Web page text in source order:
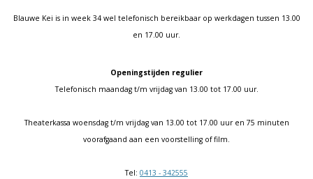
Blauwe Kei is in week 34 wel telefonisch bereikbaar op werkdagen tussen 13.00
en 17.00 uur.
Openingstijden regulier
Telefonisch maandag t/m vrijdag van 13.00 tot 17.00 uur.
Theaterkassa woensdag t/m vrijdag van 13.00 tot 17.00 uur en 75 minuten
voorafgaand aan een voorstelling of film.
Tel: 0413 - 342555